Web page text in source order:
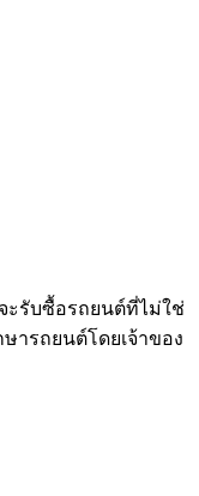
ะรับซื้อรถยนต์ที่ไม่ใช่
ารถยนต์โดยเจ้าของ